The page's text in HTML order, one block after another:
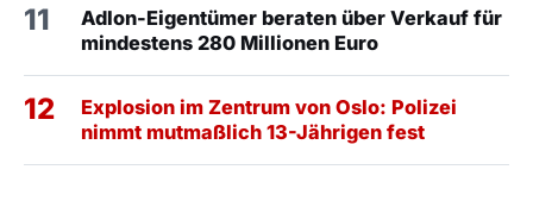
11
Adlon-Eigentümer beraten über Verkauf für
mindestens 280 Millionen Euro
12
Explosion im Zentrum von Oslo: Polizei
nimmt mutmaßlich 13-Jährigen fest